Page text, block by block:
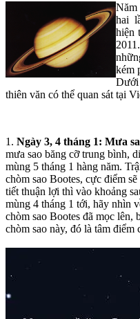
hai
hiện
kém
thiên văn có thể quan sát tại
1. Ngày 3, 4 tháng 1: Mưa
mưa sao băng cỡ trung bình,
mùng 5 tháng 1 hàng năm.
chòm sao Bootes, cực điểm
tiết thuận lợi thì vào khoảng
mùng 4 tháng 1 tới, hãy nhìn
chòm sao Bootes đã mọc lên,
chòm sao này, đó là tâm điểm